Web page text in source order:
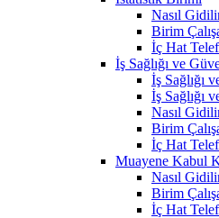
Nasıl
Birim
İç Hat
İş Sağlığı ve
İş Sağlığı
İş Sağlığı
Nasıl
Birim
İç Hat
Muayene Kabul
Nasıl
Birim
İç Hat